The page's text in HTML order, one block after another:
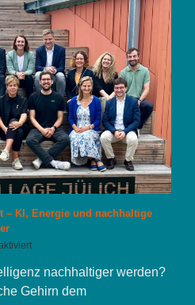
– KI, Energie und nachhaltige
für
für
die
nachhaltiger werden?
Gehirn dem